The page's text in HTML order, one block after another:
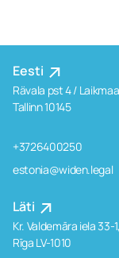
Eesti
Rävala pst 4 /
Tallinn 10145
+3726400250
estonia@widen.legal
Läti
Kr. Valdemāra iela 33-1,
Rīga LV-1010